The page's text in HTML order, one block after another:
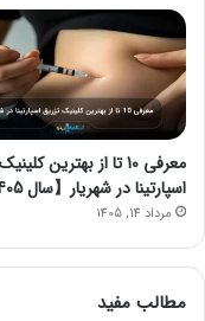
معرفی 10 تا از بهترین
اسپارتینا در شهریار【سال 1405】
مرداد 14, 1405
مطالب مفید